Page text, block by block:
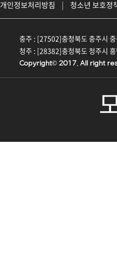
개인정보처리방침 |
청소년 보호정
충주 : [27502]충청북도 충주시
청주 : [28382]충청북도 청주시
Copyright© 2017. All right